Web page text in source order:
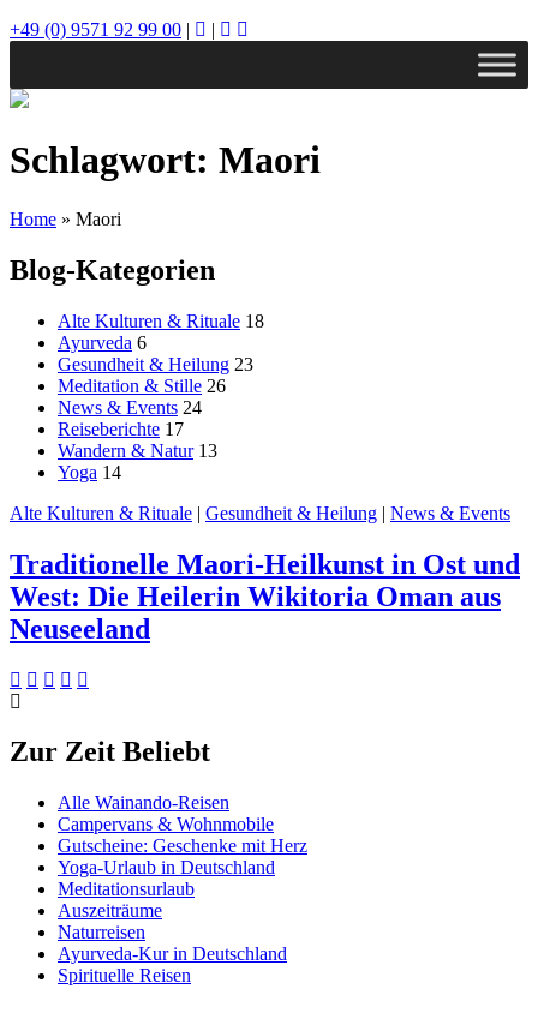
+49 (0) 9571 92 99 00 | |
Schlagwort: Maori
Home » Maori
Blog-Kategorien
Alte Kulturen & Rituale 18
Ayurveda 6
Gesundheit & Heilung 23
Meditation & Stille 26
News & Events 24
Reiseberichte 17
Wandern & Natur 13
Yoga 14
Alte Kulturen & Rituale | Gesundheit & Heilung | News & Events
Traditionelle Maori-Heilkunst in Ost und
West: Die Heilerin Wikitoria Oman aus
Neuseeland
Zur Zeit Beliebt
Alle Wainando-Reisen
Campervans & Wohnmobile
Gutscheine: Geschenke mit Herz
Yoga-Urlaub in Deutschland
Meditationsurlaub
Auszeiträume
Naturreisen
Ayurveda-Kur in Deutschland
Spirituelle Reisen